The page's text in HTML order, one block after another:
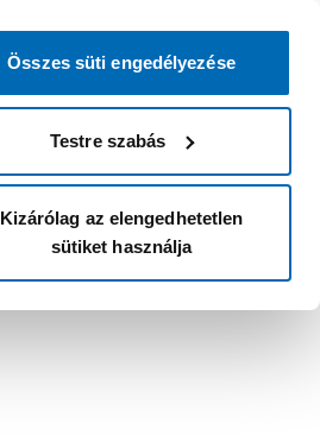
Összes süti engedélyezése
Testre szabás
Kizárólag az elengedhetetlen
sütiket használja